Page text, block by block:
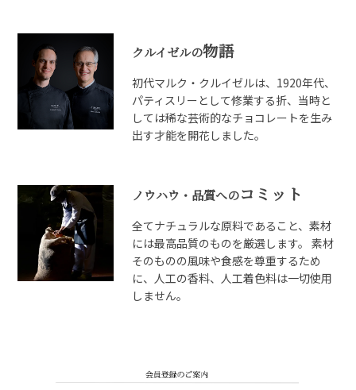
クルイゼルの物語
初代マルク・クルイゼルは、1920年代、
パティスリーとして修業する折、当時と
しては稀な芸術的なチョコレートを生み
出す才能を開花しました。
ノウハウ・品質へのコミット
全てナチュラルな原料であること、素材
には最高品質のものを厳選します。 素材
そのものの風味や食感を尊重するため
に、人工の香料、人工着色料は一切使用
しません。